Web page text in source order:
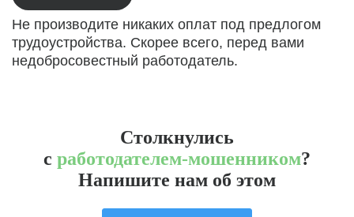
Не производите никаких оплат под предлогом
трудоустройства. Скорее всего, перед вами
недобросовестный работодатель.
Столкнулись
с работодателем-мошенником?
Напишите нам об этом